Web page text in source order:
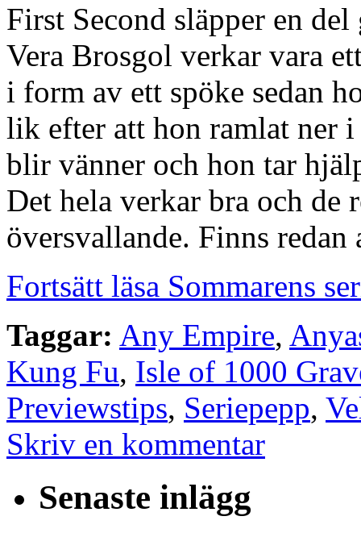
First Second släpper en
Vera Brosgol verkar vara
i form av ett spöke sedan
lik efter att hon ramlat ner
blir vänner och hon tar
Det hela verkar bra och de
översvallande. Finns redan
Fortsätt läsa Sommarens
Taggar: Any Empire,
Kung Fu, Isle of 1000
Previewstips, Seriepepp,
Skriv en kommentar
Senaste inlägg